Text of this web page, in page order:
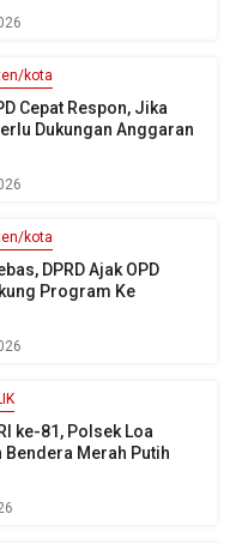
kota
Cepat Respon, Jika
Dukungan Anggaran
kota
DPRD Ajak OPD
Program Ke
ke-81, Polsek Loa
Bendera Merah Putih